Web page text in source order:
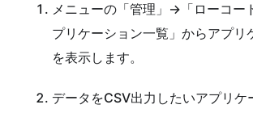
メニューの「管理」→「ローコー
プリケーション一覧」からアプリ
を表示します。
データをCSV出力したいアプリケ